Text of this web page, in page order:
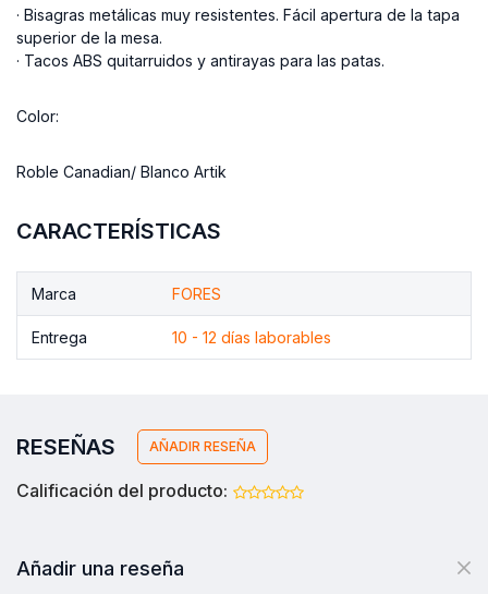
· Bisagras metálicas muy resistentes. Fácil apertura de la tapa
superior de la mesa.
· Tacos ABS quitarruidos y antirayas para las patas.
Color:
Roble Canadian/ Blanco Artik
CARACTERÍSTICAS
Marca FORES
Entrega 10 - 12 días laborables
RESEÑAS AÑADIR RESEÑA
Calificación del producto:
Añadir una reseña